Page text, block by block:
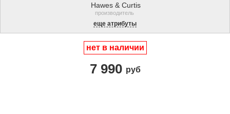
Hawes & Curtis
производитель
еще атрибуты
нет в наличии
7 990 руб